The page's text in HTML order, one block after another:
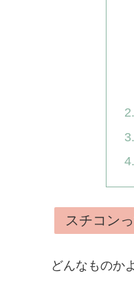
スチコン
どんなものか